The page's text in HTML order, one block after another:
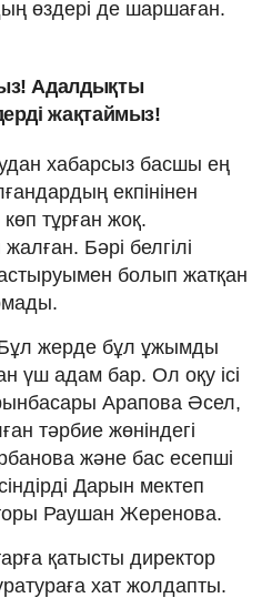
өздері де шаршаған.
Адалдықты
жақтаймыз!
хабарсыз басшы ең
екпінінен
тұрған жоқ.
Бәрі белгілі
болып жатқан
жерде бұл ұжымды
үш адам бар. Ол оқу ісі
Арапова Әсел,
тәрбие жөніндегі
және бас есепші
Дарын мектеп
Раушан Жеренова.
қатысты директор
хат жолдапты.